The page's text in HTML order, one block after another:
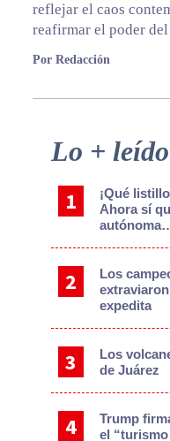
reflejar el caos
reafirmar el poder del
Por Redacción
Primary
Lo + leído
¡Qué
Ahora sí
Los
expedita
Los
de Juárez
Trump
el